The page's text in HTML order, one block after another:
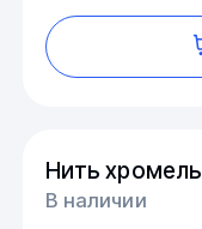
Нить хромель
В наличии